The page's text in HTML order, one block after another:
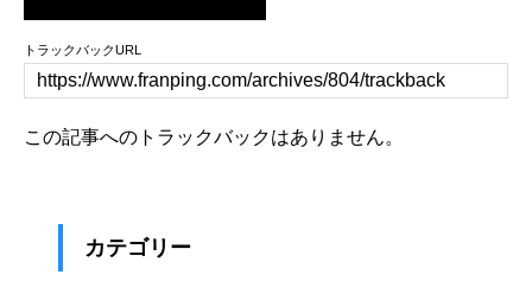
トラックバックURL
この記事へのトラックバックはありません。
カテゴリー